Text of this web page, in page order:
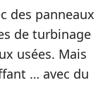
des panneaux
de turbinage
usées. Mais
… avec du